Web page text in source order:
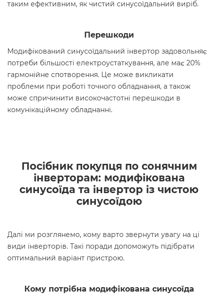
таким ефективним, як чистий синусоїдальний виріб.
Перешкоди
Модифікований синусоїдальний інвертор задовольняє
потреби більшості електроустаткування, але має 20%
гармонійне спотворення. Це може викликати
проблеми при роботі точного обладнання, а також
може спричинити високочастотні перешкоди в
комунікаційному обладнанні.
Посібник покупця по сонячним
інверторам: модифікована
синусоїда та інвертор із чистою
синусоїдою
Далі ми розглянемо, кому варто звернути увагу на ці
види інверторів. Такі поради допоможуть підібрати
оптимальний варіант пристрою.
Кому потрібна модифікована синусоїда